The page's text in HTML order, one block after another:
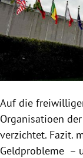
Auf die
Organisatioen
verzichtet. Fazit.
Geldprobleme –